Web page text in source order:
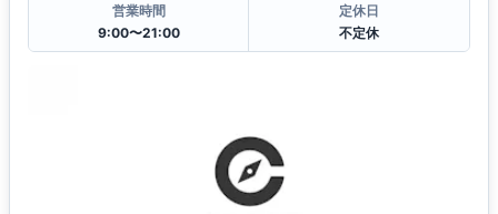
営業時間
9:00〜21:00
定休日
不定休